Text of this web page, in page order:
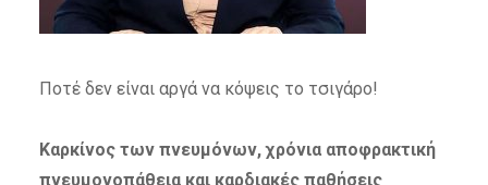
Ποτέ δεν είναι αργά να κόψεις το τσιγάρο!
Καρκίνος των πνευμόνων, χρόνια αποφρακτική
πνευμονοπάθεια και καρδιακές παθήσεις